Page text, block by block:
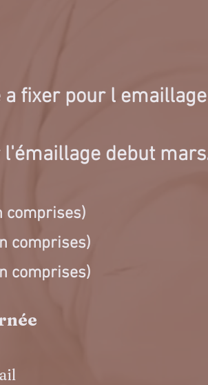
a fixer pour l emaillage
debut
comprises)
comprises)
comprises)